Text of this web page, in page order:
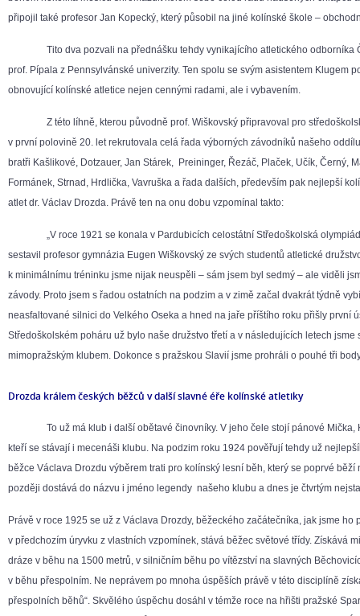
připojil také profesor Jan Kopecký, který působil na jiné kolínské škole –
Tito dva pozvali na přednášku tehdy vynikajícího atletického odborníka
prof. Pípala z Pennsylvánské univerzity. Ten spolu se svým asistentem Klugem
obnovující kolínské atletice nejen cennými radami, ale i vybavením.
Z této líhně, kterou původně prof. Wiškovský připravoval pro
v první polovině 20. let rekrutovala celá řada výborných závodníků našeho
bratři Kašlikové, Dotzauer, Jan Stárek, Preininger, Řezáč, Plaček, Učík, Černý,
Formánek, Strnad, Hrdlička, Vavruška a řada dalších, především pak nejlepší
atlet dr. Václav Drozda. Právě ten na onu dobu vzpomínal takto:
„V roce 1921 se konala v Pardubicích celostátní Středoškolská
sestavil profesor gymnázia Eugen Wiškovský ze svých studentů atletické
k minimálnímu tréninku jsme nijak neuspěli – sám jsem byl sedmý – ale viděli
závody. Proto jsem s řadou ostatních na podzim a v zimě začal dvakrát týdně
neasfaltované silnici do Velkého Oseka a hned na jaře příštího roku přišly první
Středoškolském poháru už bylo naše družstvo třetí a v následujících letech jsme
mimopražským klubem. Dokonce s pražskou Slavií jsme prohráli o pouhé tři
Drozda králem českých běžců v další slavné éře kolínské atletiky
To už má klub i další obětavé činovníky. V jeho čele stojí pánové Mička,
kteří se stávají i mecenáši klubu. Na podzim roku 1924 pověřují tehdy už
běžce Václava Drozdu výběrem trati pro kolínský lesní běh, který se poprvé běží
později dostává do názvu i jméno legendy našeho klubu a dnes je čtvrtým
Právě v roce 1925 se už z Václava Drozdy, běžeckého začátečníka, jak jsme ho
v předchozím úryvku z vlastních vzpomínek, stává běžec světové třídy. Získává
dráze v běhu na 1500 metrů, v silničním běhu po vítězství na slavných
v běhu přespolním. Ne neprávem po mnoha úspěších právě v této disciplíně
přespolních běhů“. Skvělého úspěchu dosáhl v témže roce na hřišti pražské